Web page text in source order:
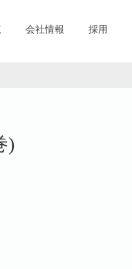
会社情報 採用
)